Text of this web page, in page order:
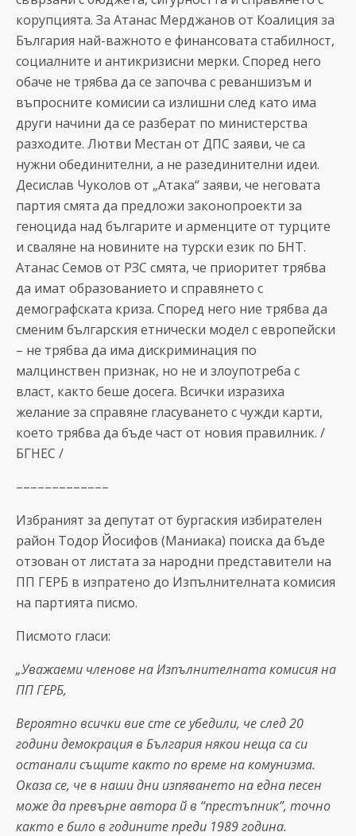
корупцията. За Атанас Мерджанов от Коалиция за
България най-важното е финансовата стабилност,
социалните и антикризисни мерки. Според него
обаче не трябва да се започва с реваншизъм и
въпросните комисии са излишни след като има
други начини да се разберат по министерства
разходите. Лютви Местан от ДПС заяви, че са
нужни обединителни, а не разединителни идеи.
Десислав Чуколов от „Атака“ заяви, че неговата
партия смята да предложи законопроекти за
геноцида над българите и арменците от турците
и сваляне на новините на турски език по БНТ.
Атанас Семов от РЗС смята, че приоритет трябва
да имат образованието и справянето с
демографската криза. Според него ние трябва да
сменим българския етнически модел с европейски
– не трябва да има дискриминация по
малцинствен признак, но не и злоупотреба с
власт, както беше досега. Всички изразиха
желание за справяне гласуването с чужди карти,
което трябва да бъде част от новия правилник. /
БГНЕС /
–––––––––––––
Избраният за депутат от бургаския избирателен
район Тодор Йосифов (Маниака) поиска да бъде
отзован от листата за народни представители на
ПП ГЕРБ в изпратено до Изпълнителната комисия
на партията писмо.
Писмото гласи:
„Уважаеми членове на Изпълнителната комисия на
ПП ГЕРБ,
Вероятно всички вие сте се убедили, че след 20
години демокрация в България някои неща са си
останали същите както по време на комунизма.
Оказа се, че в наши дни изпяването на една песен
може да превърне автора й в “престъпник”, точно
както е било в годините преди 1989 година.